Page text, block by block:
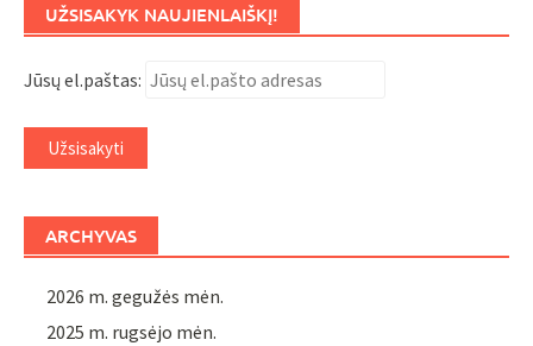
UŽSISAKYK NAUJIENLAIŠKĮ!
Jūsų el.paštas:
ARCHYVAS
2026 m. gegužės mėn.
2025 m. rugsėjo mėn.